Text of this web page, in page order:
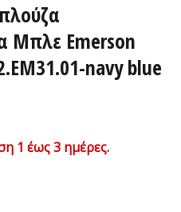
Μπλε Emerson
navy blue
1 έως 3 ημέρες.